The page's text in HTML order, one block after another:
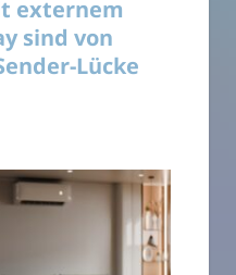
externem
sind von
Lücke